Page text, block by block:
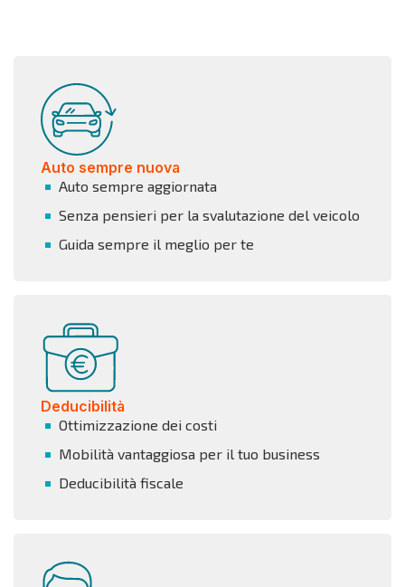
Auto sempre nuova
Auto sempre aggiornata
Senza pensieri per la svalutazione del veicolo
Guida sempre il meglio per te
Deducibilità
Ottimizzazione dei costi
Mobilità vantaggiosa per il tuo business
Deducibilità fiscale